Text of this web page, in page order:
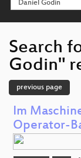
Search
Godin"
previous page
Im
Operator-